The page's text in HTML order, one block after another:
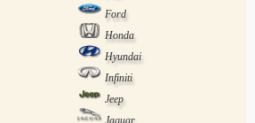
Ford
Honda
Hyundai
Infiniti
Jeep
Jaguar